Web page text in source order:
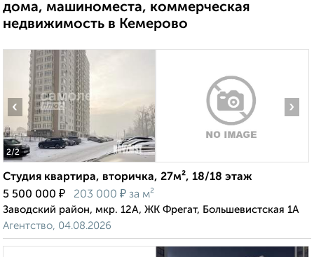
дома, машиноместа, коммерческая
недвижимость в Кемерово
2/2
‹ ›
Студия квартира, вторичка, 27м², 18/18 этаж
5 500 000 ₽ 203 000 ₽ за м²
Заводский район, мкр. 12А, ЖК Фрегат, Большевистская 1А
Агентство, 04.08.2026